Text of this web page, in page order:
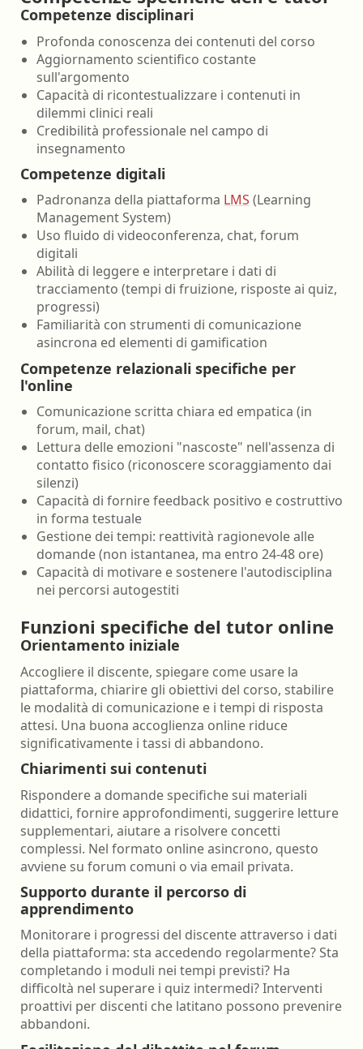
Competenze disciplinari
Profonda conoscenza dei contenuti del corso
Aggiornamento scientifico costante
sull'argomento
Capacità di ricontestualizzare i contenuti in
dilemmi clinici reali
Credibilità professionale nel campo di
insegnamento
Competenze digitali
Padronanza della piattaforma LMS (Learning
Management System)
Uso fluido di videoconferenza, chat, forum
digitali
Abilità di leggere e interpretare i dati di
tracciamento (tempi di fruizione, risposte ai quiz,
progressi)
Familiarità con strumenti di comunicazione
asincrona ed elementi di gamification
Competenze relazionali specifiche per
l'online
Comunicazione scritta chiara ed empatica (in
forum, mail, chat)
Lettura delle emozioni "nascoste" nell'assenza di
contatto fisico (riconoscere scoraggiamento dai
silenzi)
Capacità di fornire feedback positivo e costruttivo
in forma testuale
Gestione dei tempi: reattività ragionevole alle
domande (non istantanea, ma entro 24-48 ore)
Capacità di motivare e sostenere l'autodisciplina
nei percorsi autogestiti
Funzioni specifiche del tutor online
Orientamento iniziale
Accogliere il discente, spiegare come usare la
piattaforma, chiarire gli obiettivi del corso, stabilire
le modalità di comunicazione e i tempi di risposta
attesi. Una buona accoglienza online riduce
significativamente i tassi di abbandono.
Chiarimenti sui contenuti
Rispondere a domande specifiche sui materiali
didattici, fornire approfondimenti, suggerire letture
supplementari, aiutare a risolvere concetti
complessi. Nel formato online asincrono, questo
avviene su forum comuni o via email privata.
Supporto durante il percorso di
apprendimento
Monitorare i progressi del discente attraverso i dati
della piattaforma: sta accedendo regolarmente? Sta
completando i moduli nei tempi previsti? Ha
difficoltà nel superare i quiz intermedi? Interventi
proattivi per discenti che latitano possono prevenire
abbandoni.